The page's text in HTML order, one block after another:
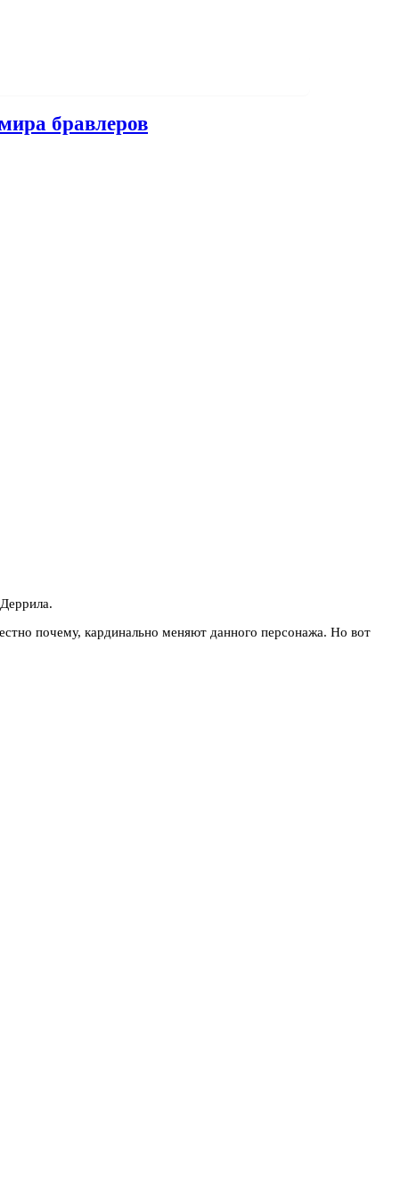
бравлеров
почему, кардинально меняют данного персонажа. Но вот